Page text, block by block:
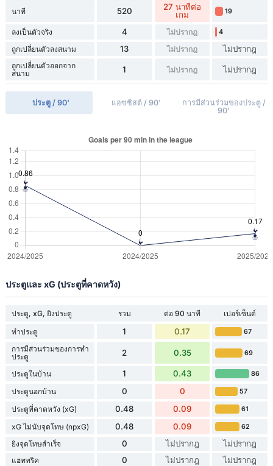
นาที 520
27 นาทีต่อ
เกม
19
ลงเป็นตัวจริง 4 ไม่ปรากฎ 4
ถูกเปลี่ยนตัวลงสนาม 13 ไม่ปรากฎ ไม่ปรากฎ
ถูกเปลี่ยนตัวออกจาก
สนาม
1 ไม่ปรากฎ ไม่ปรากฎ
ประตู / 90' แอซซิสต์ / 90'
การมีส่วนร่วมของประตู /
90'
ประตูและ xG (ประตูที่คาดหวัง)
ประตู, xG, ยิงประตู รวม ต่อ 90 นาที
เปอร์เซ็นต์
ทำประตู
1 0.17 67
การมีส่วนร่วมของการทำ
ประตู
2 0.35 69
ประตูในบ้าน 1 0.43 86
ประตูนอกบ้าน 0 0 57
ประตูที่คาดหวัง (xG) 0.48 0.09 61
xG ไม่นับจุดโทษ (npxG) 0.48 0.09 62
ยิงจุดโทษสำเร็จ 0 ไม่ปรากฎ ไม่ปรากฎ
แฮททริค 0 ไม่ปรากฎ ไม่ปรากฎ